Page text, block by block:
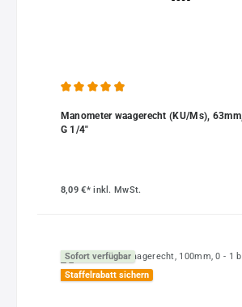
Manometer waagerecht (KU/Ms),
G 1/4"
8,09 €*inkl. MwSt.
Sofort verfügbar
Staffelrabatt sichern